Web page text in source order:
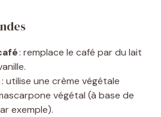
: remplace le café par du lait
: utilise une crème végétale
végétal (à base de
exemple).